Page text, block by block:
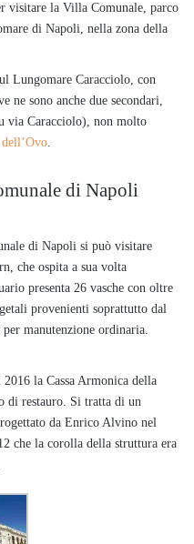
visitare la Villa Comunale, parco
di Napoli, nella zona della
Lungomare Caracciolo, con
ne sono anche due secondari,
via Caracciolo), non molto
.
di Napoli
di Napoli si può visitare
che ospita a sua volta
presenta 26 vasche con oltre
provenienti soprattutto dal
manutenzione ordinaria.
2016 la Cassa Armonica della
di restauro. Si tratta di un
da Enrico Alvino nel
che la corolla della struttura era